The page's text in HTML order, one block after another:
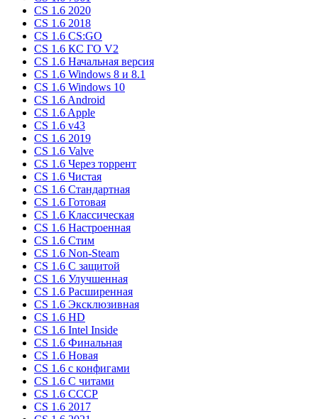
CS 1.6 2020
CS 1.6 2018
CS 1.6 CS:GO
CS 1.6 КС ГО V2
CS 1.6 Начальная версия
CS 1.6 Windows 8 и 8.1
CS 1.6 Windows 10
CS 1.6 Android
CS 1.6 Apple
CS 1.6 v43
CS 1.6 2019
CS 1.6 Valve
CS 1.6 Через торрент
CS 1.6 Чистая
CS 1.6 Стандартная
CS 1.6 Готовая
CS 1.6 Классическая
CS 1.6 Настроенная
CS 1.6 Стим
CS 1.6 Non-Steam
CS 1.6 C защитой
CS 1.6 Улучшенная
CS 1.6 Расширенная
CS 1.6 Эксклюзивная
CS 1.6 HD
CS 1.6 Intel Inside
CS 1.6 Финальная
CS 1.6 Новая
CS 1.6 с конфигами
CS 1.6 С читами
CS 1.6 CCCP
CS 1.6 2017